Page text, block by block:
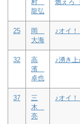
村
龍弘
燃えろ
25
岡
大海
♪オイ
32
高
濱
卓也
♪湧き
37
三
木
亮
♪オイ